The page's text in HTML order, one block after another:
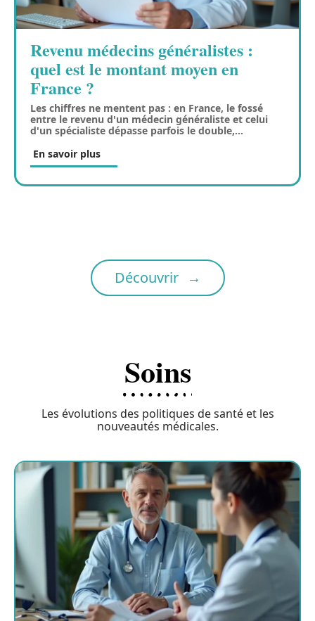
Revenu médecins généralistes :
quel est le montant moyen en
France ?
Les chiffres ne mentent pas : en France, le fossé
entre le revenu d'un médecin généraliste et celui
d'un spécialiste dépasse parfois le double,…
En savoir plus
Découvrir
Soins
Les évolutions des politiques de santé et les
nouveautés médicales.